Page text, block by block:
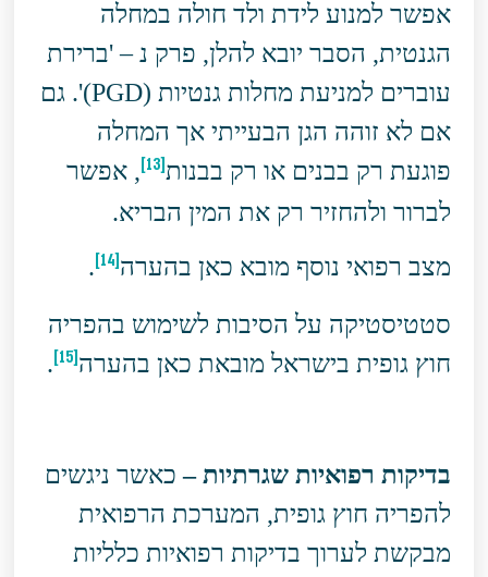
אפשר למנוע לידת ולד חולה במחלה
הגנטית, הסבר יובא להלן, פרק נ – 'ברירת
עוברים למניעת מחלות גנטיות (PGD)'. גם
אם לא זוהה הגן הבעייתי אך המחלה
פוגעת רק בבנים או רק בבנות[13]
, אפשר
לברור ולהחזיר רק את המין הבריא.
מצב רפואי נוסף מובא כאן בהערה[14]
.
סטטיסטיקה על הסיבות לשימוש בהפריה
חוץ גופית בישראל מובאת כאן בהערה[15]
.
בדיקות רפואיות שגרתיות – כאשר ניגשים
להפריה חוץ גופית, המערכת הרפואית
מבקשת לערוך בדיקות רפואיות כלליות